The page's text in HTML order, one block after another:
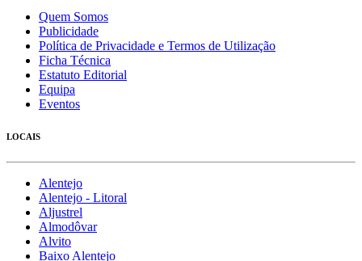
Quem Somos
Publicidade
Política de Privacidade e Termos de Utilização
Ficha Técnica
Estatuto Editorial
Equipa
Eventos
LOCAIS
Alentejo
Alentejo - Litoral
Aljustrel
Almodôvar
Alvito
Baixo Alentejo